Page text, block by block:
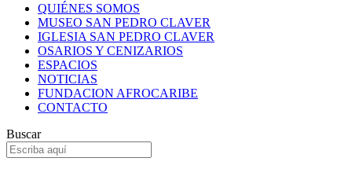
QUIÉNES SOMOS
MUSEO SAN PEDRO CLAVER
IGLESIA SAN PEDRO CLAVER
OSARIOS Y CENIZARIOS
ESPACIOS
NOTICIAS
FUNDACION AFROCARIBE
CONTACTO
Buscar